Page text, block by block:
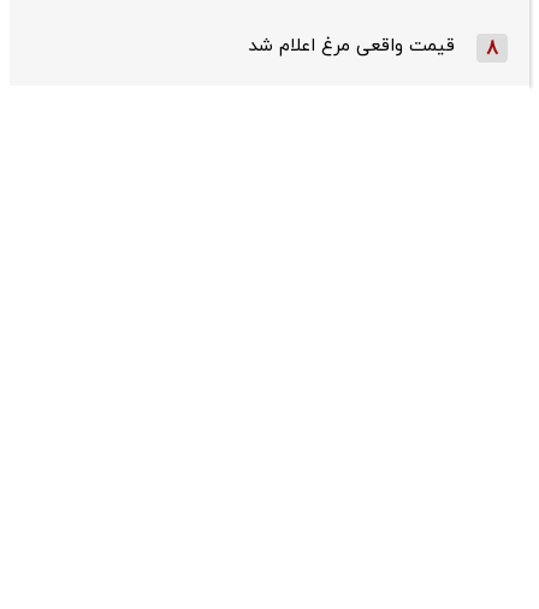
8 قیمت واقعی مرغ اعلام شد